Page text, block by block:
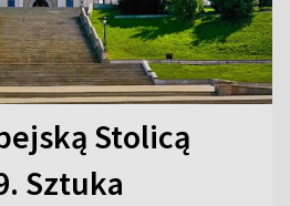
Stolicą
Sztuka